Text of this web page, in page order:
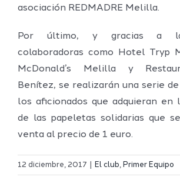
asociación REDMADRE Melilla.
Por último, y gracias a
colaboradoras como Hotel Tryp
McDonald’s Melilla y
Benítez, se realizarán una serie
los aficionados que adquieran en
de las papeletas solidarias que
venta al precio de 1 euro.
12 diciembre, 2017 El club, Primer Equipo
El Melilla